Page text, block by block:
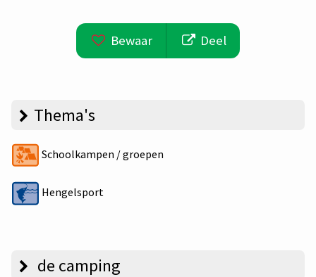
Bewaar Deel
Thema's
Schoolkampen / groepen
Hengelsport
de camping